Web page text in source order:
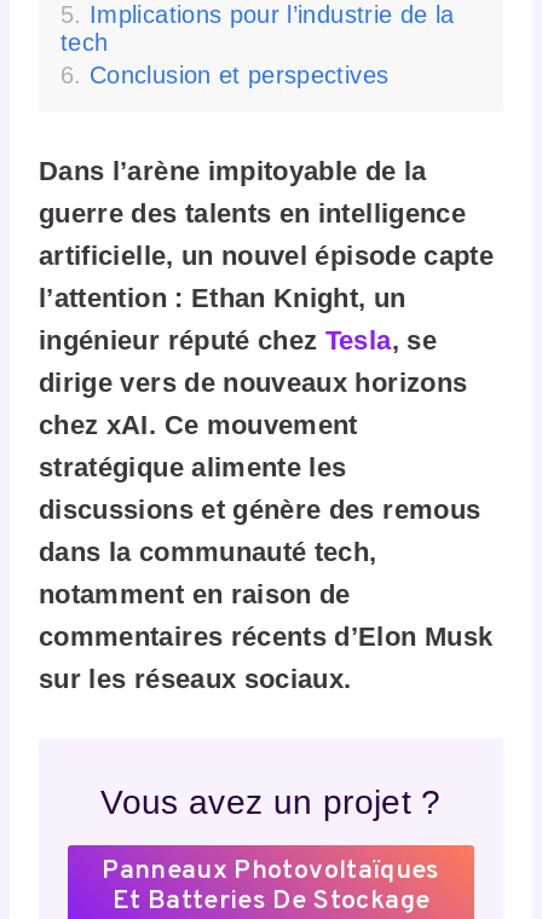
Implications pour l’industrie de la
tech
Conclusion et perspectives
Dans l’arène impitoyable de la
guerre des talents en intelligence
artificielle, un nouvel épisode capte
l’attention : Ethan Knight, un
ingénieur réputé chez Tesla, se
dirige vers de nouveaux horizons
chez xAI. Ce mouvement
stratégique alimente les
discussions et génère des remous
dans la communauté tech,
notamment en raison de
commentaires récents d’Elon Musk
sur les réseaux sociaux.
Vous avez un projet ?
Panneaux Photovoltaïques
Et Batteries De Stockage